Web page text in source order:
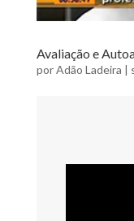
Avaliação e
porAdão Ladeira |